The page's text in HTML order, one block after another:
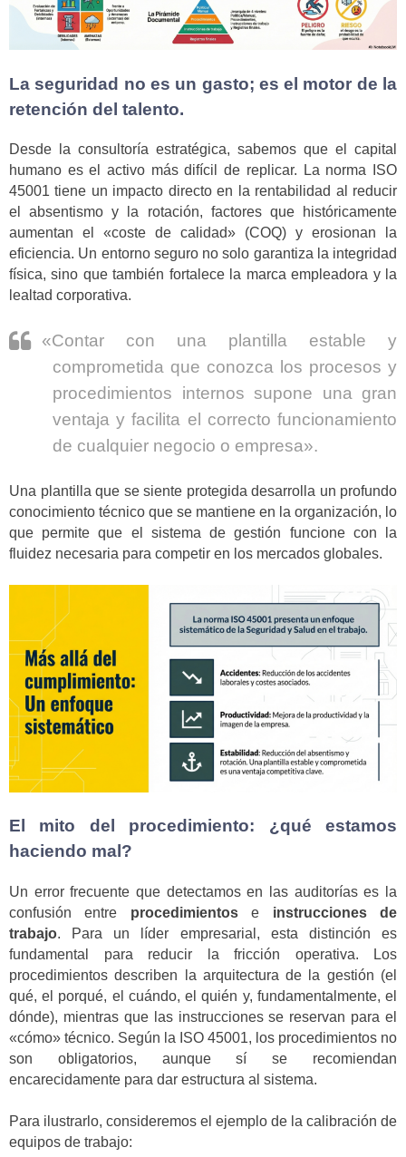
La seguridad no es un gasto; es el motor de la
retención del talento.
Desde la consultoría estratégica, sabemos que el capital
humano es el activo más difícil de replicar. La norma ISO
45001 tiene un impacto directo en la rentabilidad al reducir
el absentismo y la rotación, factores que históricamente
aumentan el «coste de calidad» (COQ) y erosionan la
eficiencia. Un entorno seguro no solo garantiza la integridad
física, sino que también fortalece la marca empleadora y la
lealtad corporativa.
«Contar con una plantilla estable y
comprometida que conozca los procesos y
procedimientos internos supone una gran
ventaja y facilita el correcto funcionamiento
de cualquier negocio o empresa».
Una plantilla que se siente protegida desarrolla un profundo
conocimiento técnico que se mantiene en la organización, lo
que permite que el sistema de gestión funcione con la
fluidez necesaria para competir en los mercados globales.
El mito del procedimiento: ¿qué estamos
haciendo mal?
Un error frecuente que detectamos en las auditorías es la
confusión entre procedimientose instrucciones de
trabajo. Para un líder empresarial, esta distinción es
fundamental para reducir la fricción operativa. Los
procedimientos describen la arquitectura de la gestión (el
qué, el porqué, el cuándo, el quién y, fundamentalmente, el
dónde), mientras que las instrucciones se reservan para el
«cómo» técnico. Según la ISO 45001, los procedimientos no
son obligatorios, aunque sí se recomiendan
encarecidamente para dar estructura al sistema.
Para ilustrarlo, consideremos el ejemplo de la calibración de
equipos de trabajo: